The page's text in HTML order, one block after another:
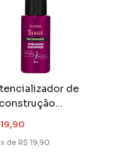
de
30ml Pro
de R$ 19,90